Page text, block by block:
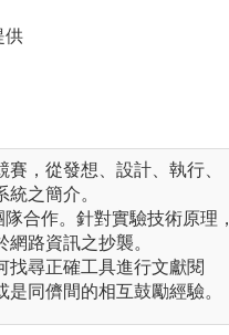
供
，從發想、設計、執行、
之簡介。
合作。針對實驗技術原理，
路資訊之抄襲。
找尋正確工具進行文獻閱
同儕間的相互鼓勵經驗。